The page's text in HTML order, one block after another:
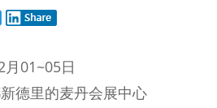
01~05日
德里的麦丹会展中心